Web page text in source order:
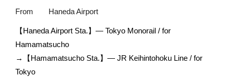
From Haneda Airport
【Haneda Airport Sta.】— Tokyo Monorail / for
Hamamatsucho
→【Hamamatsucho Sta.】— JR Keihintohoku Line / for
Tokyo